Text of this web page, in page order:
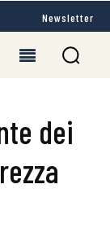
Newsletter
dei